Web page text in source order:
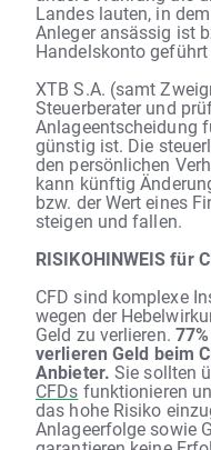
Landes lauten, in
Anleger ansässig ist
Handelskonto
XTB S.A. (samt
Steuerberater und
Anlageentscheidung
günstig ist. Die
den persönlichen
kann künftig
bzw. der Wert eines
steigen und fallen.
RISIKOHINWEIS für
CFD sind komplexe
wegen der
Geld zu verlieren.
verlieren Geld beim
Anbieter. Sie sollten
CFDs funktionieren
das hohe Risiko
Anlageerfolge sowie